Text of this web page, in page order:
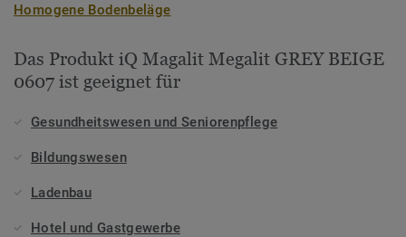
Homogene Bodenbeläge
Das Produkt iQ Magalit Megalit GREY BEIGE
0607 ist geeignet für
Gesundheitswesen und Seniorenpflege
Bildungswesen
Ladenbau
Hotel und Gastgewerbe